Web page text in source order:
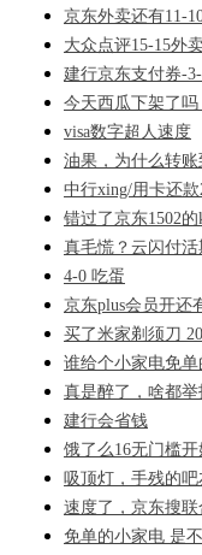
京东外卖还有11-
大众点评15-15外
建行京东支付券-
今天西瓜下架了
visa数字超人速度
油果，为什么转
中行xing/用卡还款
错过了京东1502
真毛慌？云闪付
4-0 吃蛋
京东plus会员开还
买了米家剃须刀
谁给个小家电免
真是醉了，啥都举
建行会省钱
饿了么16无门槛开
吸顶灯，手残的吧
速度了，京东搜
免单的小家电 是